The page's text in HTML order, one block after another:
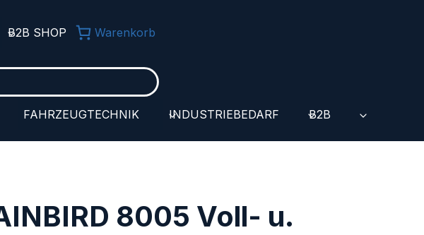
B2B SHOP Warenkorb
FAHRZEUGTECHNIK INDUSTRIEBEDARF B2B
8005 Voll- u.